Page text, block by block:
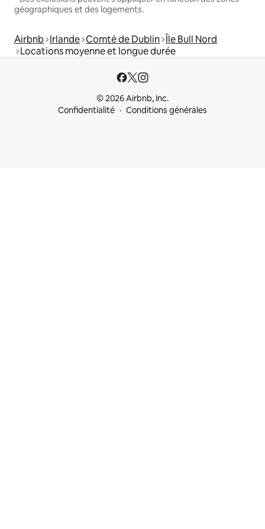
géographiques et des logements.
Airbnb Irlande Comté de Dublin Île Bull Nord
Locations moyenne et longue durée
© 2026 Airbnb, Inc.
Confidentialité
Conditions générales